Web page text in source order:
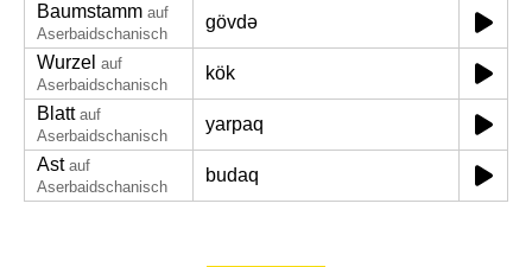
Baumstamm auf
Aserbaidschanisch
gövdə
Wurzel auf
Aserbaidschanisch
kök
Blatt auf
Aserbaidschanisch
yarpaq
Ast auf
Aserbaidschanisch
budaq